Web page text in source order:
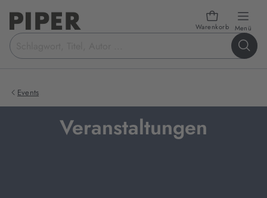
Warenkorb Menü
Suchbegriff
eingeben
Events
Veranstaltungen